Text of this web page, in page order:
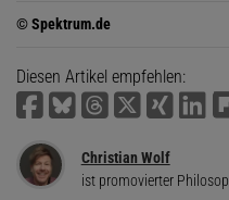
© Spektrum.de
Diesen Artikel empfehlen:
Christian Wolf
ist promovierter